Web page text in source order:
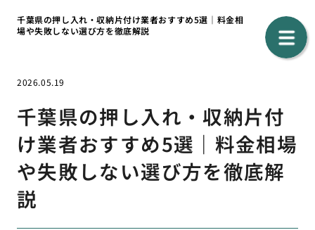
千葉県の押し入れ・収納片付け業者おすすめ5選｜料金相
場や失敗しない選び方を徹底解説
2026.05.19
千葉県の押し入れ・収納片付
け業者おすすめ5選｜料金相場
や失敗しない選び方を徹底解
説